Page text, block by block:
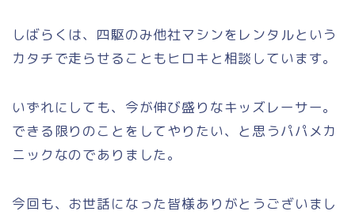
しばらくは、四駆のみ他社マシンをレンタルという
カタチで走らせることもヒロキと相談しています。
いずれにしても、今が伸び盛りなキッズレーサー。
できる限りのことをしてやりたい、と思うパパメカ
ニックなのでありました。
今回も、お世話になった皆様ありがとうございまし